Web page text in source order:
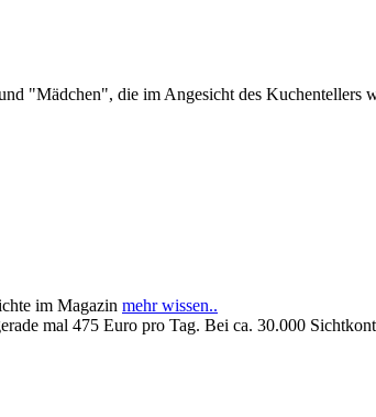
"Mädchen", die im Angesicht des
im Magazin mehr wissen..
mal 475 Euro pro Tag. Bei ca. 30.000